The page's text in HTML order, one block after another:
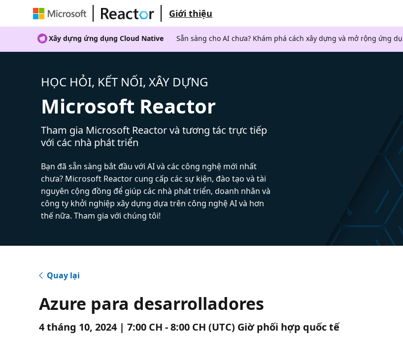
Giới thiệu
Xây dựng ứng dụng Cloud Native Sẵn sàng cho AI chưa? Khám phá cách xây dựng và mở rộng ứng
HỌC HỎI, KẾT NỐI, XÂY DỰNG
Microsoft Reactor
Tham gia Microsoft Reactor và tương tác trực tiếp
với các nhà phát triển
Bạn đã sẵn sàng bắt đầu với AI và các công nghệ mới nhất
chưa? Microsoft Reactor cung cấp các sự kiện, đào tạo và tài
nguyên cộng đồng để giúp các nhà phát triển, doanh nhân và
công ty khởi nghiệp xây dựng dựa trên công nghệ AI và hơn
thế nữa. Tham gia với chúng tôi!
Quay lại
Azure para desarrolladores
4 tháng 10, 2024 | 7:00 CH - 8:00 CH (UTC) Giờ phối hợp quốc tế